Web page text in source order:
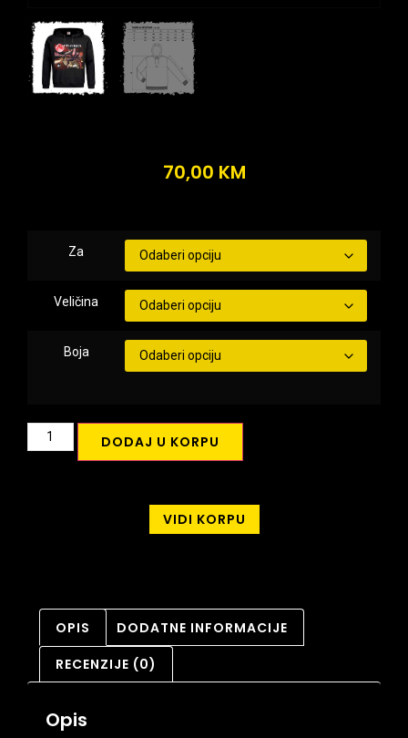
70,00 KM
Za
Veličina
Boja
DODAJ U KORPU
VIDI KORPU
OPIS DODATNE INFORMACIJE
RECENZIJE (0)
Opis